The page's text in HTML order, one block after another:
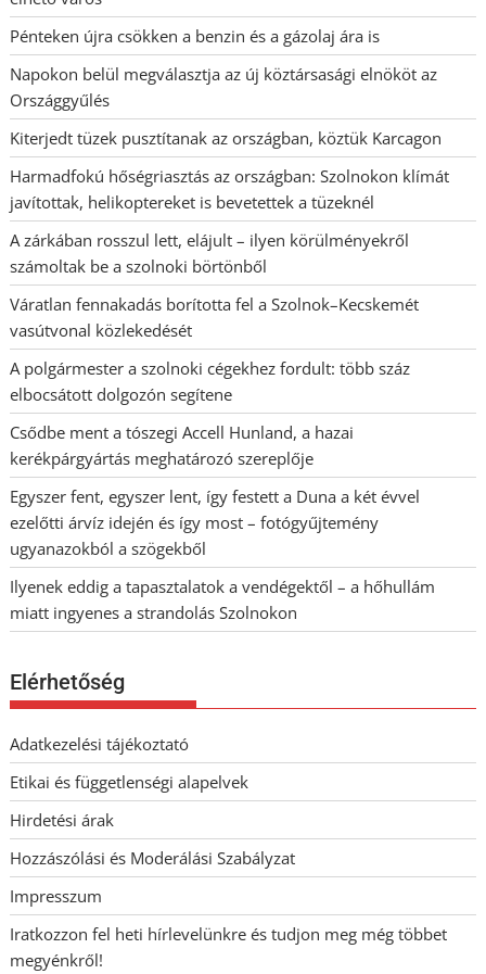
Pénteken újra csökken a benzin és a gázolaj ára is
Napokon belül megválasztja az új köztársasági elnököt az
Országgyűlés
Kiterjedt tüzek pusztítanak az országban, köztük Karcagon
Harmadfokú hőségriasztás az országban: Szolnokon klímát
javítottak, helikoptereket is bevetettek a tüzeknél
A zárkában rosszul lett, elájult – ilyen körülményekről
számoltak be a szolnoki börtönből
Váratlan fennakadás borította fel a Szolnok–Kecskemét
vasútvonal közlekedését
A polgármester a szolnoki cégekhez fordult: több száz
elbocsátott dolgozón segítene
Csődbe ment a tószegi Accell Hunland, a hazai
kerékpárgyártás meghatározó szereplője
Egyszer fent, egyszer lent, így festett a Duna a két évvel
ezelőtti árvíz idején és így most – fotógyűjtemény
ugyanazokból a szögekből
Ilyenek eddig a tapasztalatok a vendégektől – a hőhullám
miatt ingyenes a strandolás Szolnokon
Elérhetőség
Adatkezelési tájékoztató
Etikai és függetlenségi alapelvek
Hirdetési árak
Hozzászólási és Moderálási Szabályzat
Impresszum
Iratkozzon fel heti hírlevelünkre és tudjon meg még többet
megyénkről!